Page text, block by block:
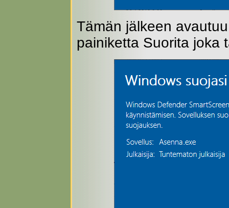
Tämän jälkeen
painiketta Suorita joka